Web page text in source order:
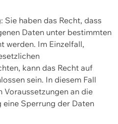
Sie haben das Recht, dass
Daten unter bestimmten
werden. Im Einzelfall,
kann das Recht auf
sein. In diesem Fall
Voraussetzungen an die
eine Sperrung der Daten